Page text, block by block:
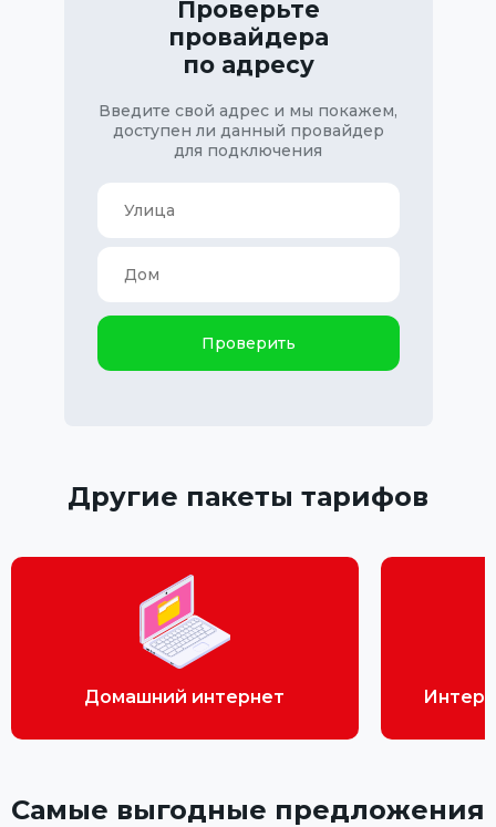
Проверьте
провайдера
по адресу
Введите свой адрес и мы покажем,
доступен ли данный провайдер
для подключения
Проверить
Другие пакеты тарифов
Домашний интернет
Самые выгодные предложения